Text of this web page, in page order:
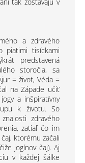
tak zostávajú v
a zdravého
piatimi tisíckami
predstavená
storočia, sa
= život, Véda =
na Západe učiť
a inšpiratívny
k životu. So
zdravého
zatiaľ čo im
ktorému začali
jogínov čaj). Aj
v každej šálke